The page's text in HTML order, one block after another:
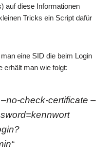
auf diese Informationen
Tricks ein Script dafür
eine SID die beim Login
erhält man wie folgt:
check-certificate –